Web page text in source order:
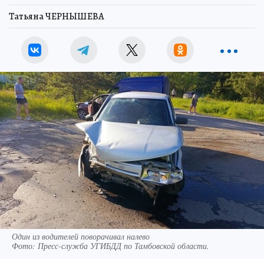
Татьяна ЧЕРНЫШЕВА
Один из водителей поворачивал налево
Фото: Пресс-служба УГИБДД по Тамбовской области.